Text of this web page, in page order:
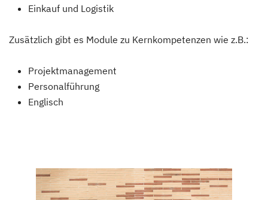
Einkauf und Logistik
Zusätzlich gibt es Module zu Kernkompetenzen wie z.B.:
Projektmanagement
Personalführung
Englisch